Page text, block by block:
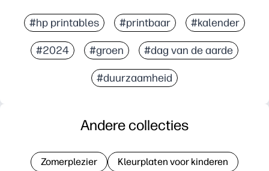
#hp printables #printbaar #kalender
#2024 #groen #dag van de aarde
#duurzaamheid
Andere collecties
Zomerplezier Kleurplaten voor kinderen